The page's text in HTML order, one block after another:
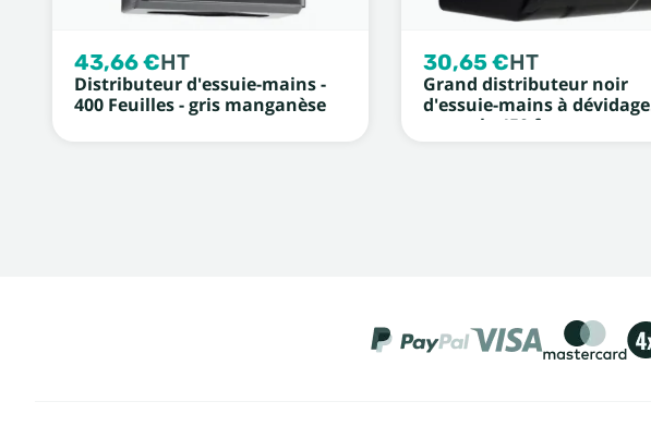
43,66 €HT
Distributeur d'essuie-mains -
400 Feuilles - gris manganèse
30,65 €HT
Grand distributeur noir
d'essuie-mains à dévidage
central - 450 formats